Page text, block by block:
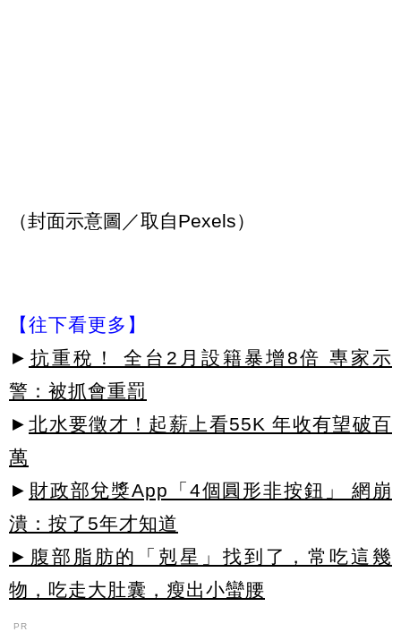
（封面示意圖／取自Pexels）
【往下看更多】
► 抗重稅！ 全台2月設籍暴增8倍 專家示
警：被抓會重罰
► 北水要徵才！起薪上看55K 年收有望破百
萬
► 財政部兌獎App「4個圓形非按鈕」 網崩
潰：按了5年才知道
►腹部脂肪的「剋星」找到了，常吃這幾
物，吃走大肚囊，瘦出小蠻腰
PR